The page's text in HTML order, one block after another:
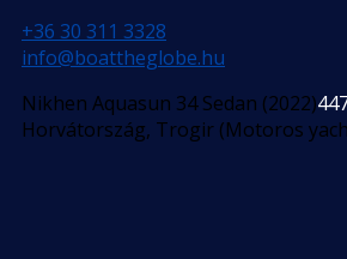
+36 30 311 3328
info@boattheglobe.hu
Nikhen Aquasun 34 Sedan (2022)
Horvátország, Trogir (Motoros